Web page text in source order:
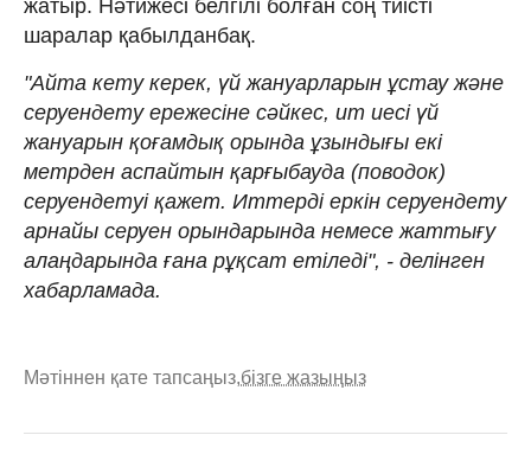
жатыр. Нәтижесі белгілі болған соң тиісті
шаралар қабылданбақ.
"Айта кету керек, үй жануарларын ұстау және
серуендету ережесіне сәйкес, ит иесі үй
жануарын қоғамдық орында ұзындығы екі
метрден аспайтын қарғыбауда (поводок)
серуендетуі қажет. Иттерді еркін серуендету
арнайы серуен орындарында немесе жаттығу
алаңдарында ғана рұқсат етіледі", - делінген
хабарламада.
Мәтіннен қате тапсаңыз,бізге жазыңыз